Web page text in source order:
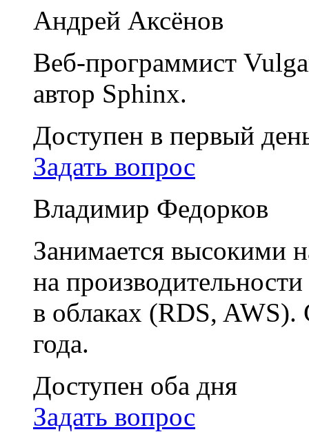
Андрей Аксёнов
Веб-программист
автор Sphinx.
Доступен в первый
Задать вопрос
Владимир Федорков
Занимается высокими
на
в облаках (RDS, AWS).
года.
Доступен оба дня
Задать вопрос